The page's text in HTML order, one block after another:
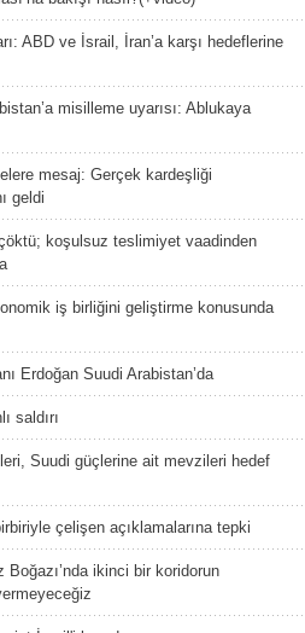
ABD ve İsrail, İran’a karşı hedeflerine
misilleme uyarısı: Ablukaya
mesaj: Gerçek kardeşliği
geldi
koşulsuz teslimiyet vaadinden
iş birliğini geliştirme konusunda
Erdoğan Suudi Arabistan’da
saldırı
Suudi güçlerine ait mevzileri hedef
çelişen açıklamalarına tepki
Boğazı’nda ikinci bir koridorun